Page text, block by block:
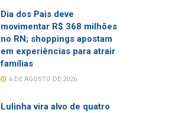
Dia dos Pais deve
movimentar R$ 368 milhões
no RN; shoppings apostam
em experiências para atrair
famílias
6 DE AGOSTO DE 2026
Lulinha vira alvo de quatro